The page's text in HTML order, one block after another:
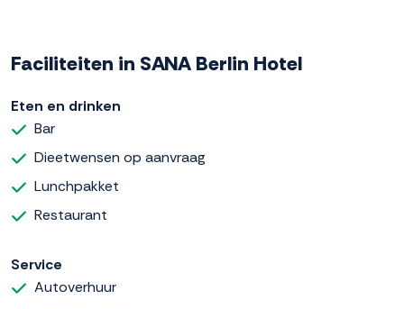
Faciliteiten in SANA Berlin Hotel
Eten en drinken
Bar
Dieetwensen op aanvraag
Lunchpakket
Restaurant
Service
Autoverhuur